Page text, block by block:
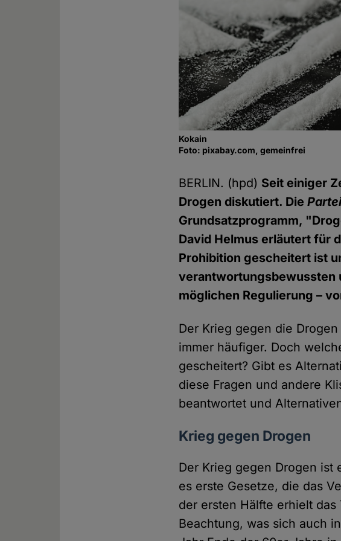
Kokain
Foto: pixabay.com, gemeinfrei
BERLIN. (hpd) Seit einiger
Drogen diskutiert. Die
Grundsatzprogramm,
David Helmus erläutert für
Prohibition gescheitert ist
verantwortungsbewussten
möglichen Regulierung –
Der Krieg gegen die
immer häufiger. Doch
gescheitert? Gibt es
diese Fragen und andere
beantwortet und
Krieg gegen Drogen
Der Krieg gegen Drogen ist
es erste Gesetze, die das
der ersten Hälfte erhielt
Beachtung, was sich auch